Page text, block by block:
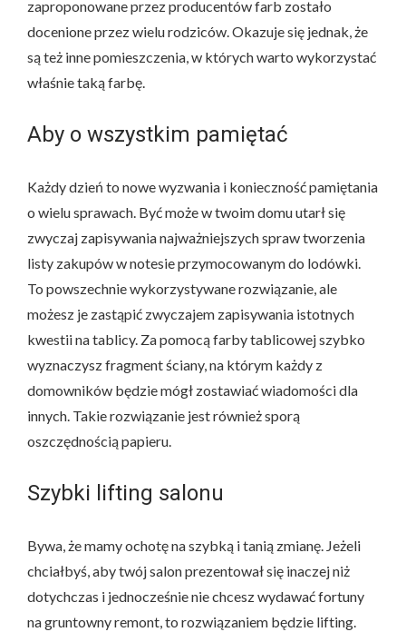
zaproponowane przez producentów farb zostało
docenione przez wielu rodziców. Okazuje się jednak, że
są też inne pomieszczenia, w których warto wykorzystać
właśnie taką farbę.
Aby o wszystkim pamiętać
Każdy dzień to nowe wyzwania i konieczność pamiętania
o wielu sprawach. Być może w twoim domu utarł się
zwyczaj zapisywania najważniejszych spraw tworzenia
listy zakupów w notesie przymocowanym do lodówki.
To powszechnie wykorzystywane rozwiązanie, ale
możesz je zastąpić zwyczajem zapisywania istotnych
kwestii na tablicy. Za pomocą farby tablicowej szybko
wyznaczysz fragment ściany, na którym każdy z
domowników będzie mógł zostawiać wiadomości dla
innych. Takie rozwiązanie jest również sporą
oszczędnością papieru.
Szybki lifting salonu
Bywa, że mamy ochotę na szybką i tanią zmianę. Jeżeli
chciałbyś, aby twój salon prezentował się inaczej niż
dotychczas i jednocześnie nie chcesz wydawać fortuny
na gruntowny remont, to rozwiązaniem będzie lifting.